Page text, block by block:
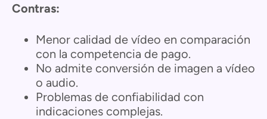
Contras:
Menor calidad de vídeo en comparación
con la competencia de pago.
No admite conversión de imagen a vídeo
o audio.
Problemas de confiabilidad con
indicaciones complejas.